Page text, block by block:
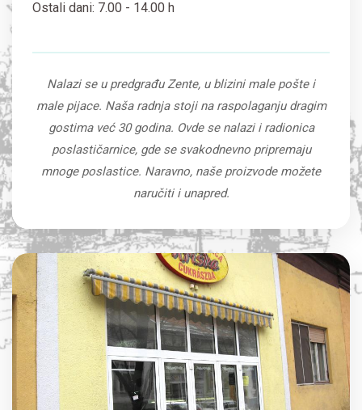
Ostali dani: 7.00 - 14.00 h
Nalazi se u predgrađu Zente, u blizini male pošte i
male pijace. Naša radnja stoji na raspolaganju dragim
gostima već 30 godina. Ovde se nalazi i radionica
poslastičarnice, gde se svakodnevno pripremaju
mnoge poslastice. Naravno, naše proizvode možete
naručiti i unapred.